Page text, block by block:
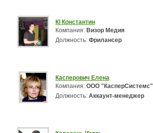
Кl Константин
Компания: Визор Медия
Должность: Фрилансер
Касперович Елена
Компания: ООО "КасперСистемс"
Должность: Аккаунт-менеджер